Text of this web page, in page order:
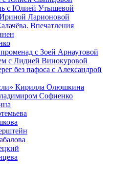
с Юлией Утышевой
Ларионовой
Впечатления
с Зоей Арнаутовой
с Лидией Винокуровой
без пафоса с Александрой
Кирилла Олюшкина
Софиенко